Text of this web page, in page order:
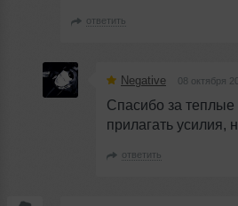
ответить
Negative 08 октября
Спасибо за
прилагать усилия,
ответить